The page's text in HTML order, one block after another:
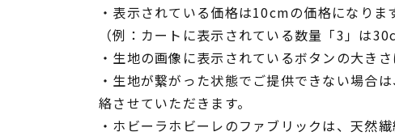
・表示されている価格は10cmの価格になります
（例：カートに表示されている数量「3」は
・生地の画像に表示されているボタンの大きさ
・生地が繋がった状態でご提供できない場合
絡させていただきます。
・ホビーラホビーレのファブリックは、天然